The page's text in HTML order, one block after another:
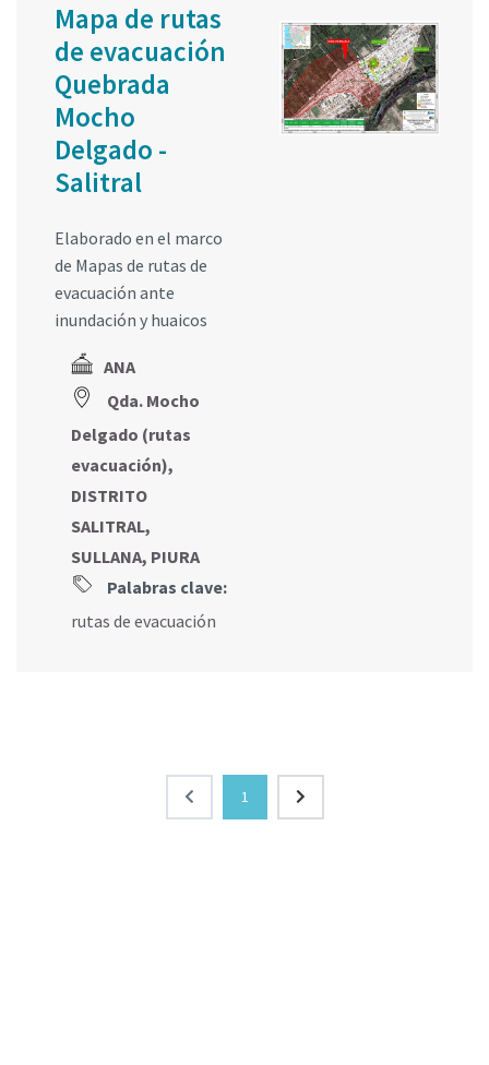
Mapa de rutas
de evacuación
Quebrada
Mocho
Delgado -
Salitral
Elaborado en el marco
de Mapas de rutas de
evacuación ante
inundación y huaicos
ANA
Qda. Mocho
Delgado (rutas
evacuación),
DISTRITO
SALITRAL,
SULLANA, PIURA
Palabras clave:
rutas de evacuación
1